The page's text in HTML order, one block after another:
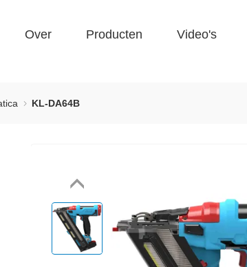
Over Producten Video's
KL-DA64B